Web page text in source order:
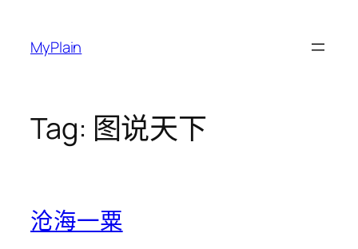
content
MyPlain
Tag: 图说天下
沧海一粟